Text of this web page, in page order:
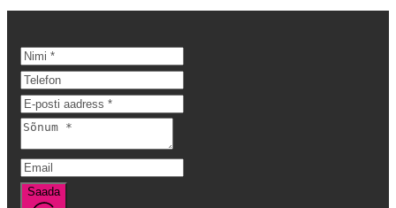
Saada